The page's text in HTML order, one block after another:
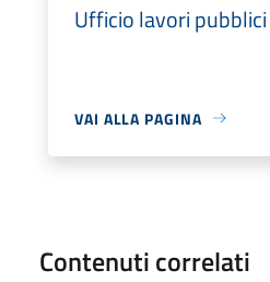
Ufficio lavori
VAI ALLA PAGINA
Contenuti correlati